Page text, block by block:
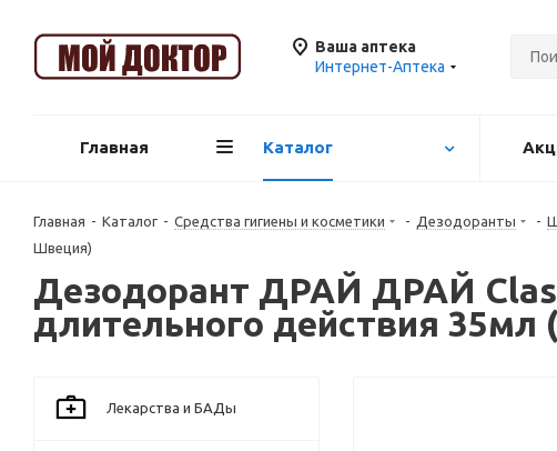
Ваша аптека
Интернет-Аптека
Главная Каталог
Главная - Каталог - Средства гигиены и косметики - Дезодоранты -
Швеция)
Дезодорант ДРАЙ ДРАЙ
длительного действия
Лекарства и БАДы